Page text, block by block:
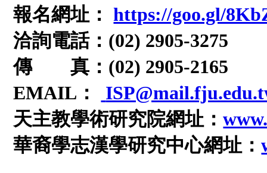
報名網址：https://goo.gl/
洽詢電話：(02) 2905-3275
傳 真：(02) 2905-2165
EMAIL：
天主教學術研究院網址：
華裔學志漢學研究中心網址：